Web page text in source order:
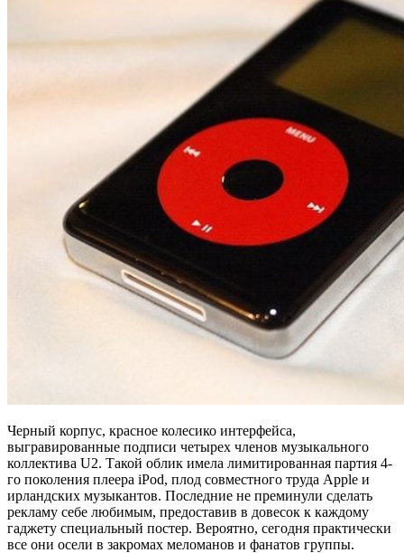
Черный корпус, красное колесико интерфейса,
выгравированные подписи четырех членов музыкального
коллектива U2. Такой облик имела лимитированная партия 4-
го поколения плеера iPod, плод совместного труда Apple и
ирландских музыкантов. Последние не преминули сделать
рекламу себе любимым, предоставив в довесок к каждому
гаджету специальный постер. Вероятно, сегодня практически
все они осели в закромах меломанов и фанатов группы.